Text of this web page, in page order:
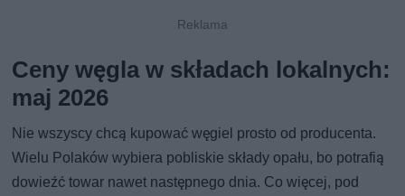
Ceny węgla w składach lokalnych:
maj 2026
Nie wszyscy chcą kupować węgiel prosto od producenta.
Wielu Polaków wybiera pobliskie składy opału, bo potrafią
dowieźć towar nawet następnego dnia. Co więcej, pod